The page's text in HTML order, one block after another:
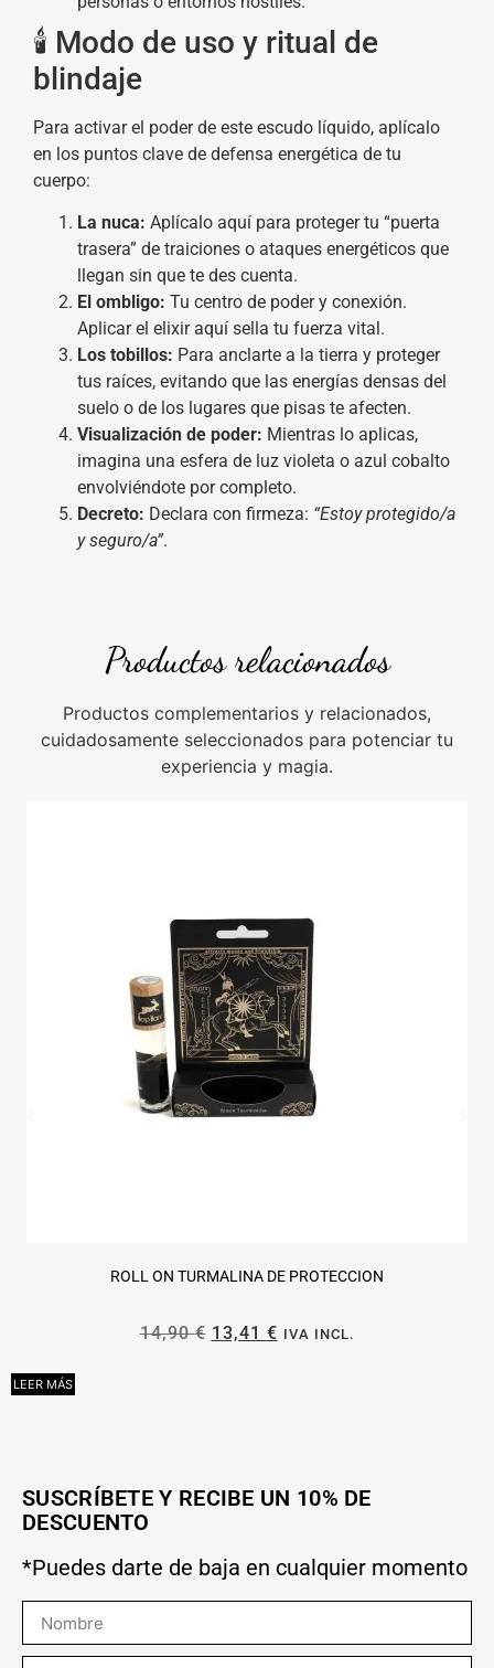
🕯️ Modo de uso y ritual de
blindaje
Para activar el poder de este escudo líquido, aplícalo
en los puntos clave de defensa energética de tu
cuerpo:
La nuca: Aplícalo aquí para proteger tu “puerta
trasera” de traiciones o ataques energéticos que
llegan sin que te des cuenta.
El ombligo: Tu centro de poder y conexión.
Aplicar el elixir aquí sella tu fuerza vital.
Los tobillos: Para anclarte a la tierra y proteger
tus raíces, evitando que las energías densas del
suelo o de los lugares que pisas te afecten.
Visualización de poder: Mientras lo aplicas,
imagina una esfera de luz violeta o azul cobalto
envolviéndote por completo.
Decreto: Declara con firmeza: “Estoy protegido/a
y seguro/a”.
Productos relacionados
Productos complementarios y relacionados,
cuidadosamente seleccionados para potenciar tu
experiencia y magia.
ROLL ON TURMALINA DE PROTECCION
14,90€ 13,41 € IVA INCL.
LEER MÁS
SUSCRÍBETE Y RECIBE UN 10% DE
DESCUENTO
*Puedes darte de baja en cualquier momento